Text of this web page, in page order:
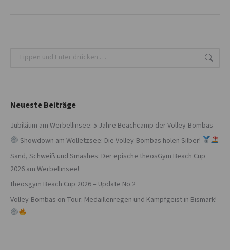
Search:
Neueste Beiträge
Jubiläum am Werbellinsee: 5 Jahre Beachcamp der Volley-Bombas
Showdown am Wolletzsee: Die Volley-Bombas holen Silber!
Sand, Schweiß und Smashes: Der epische theosGym Beach Cup
2026 am Werbellinsee!
theosgym Beach Cup 2026 – Update No.2
Volley-Bombas on Tour: Medaillenregen und Kampfgeist in Bismark!